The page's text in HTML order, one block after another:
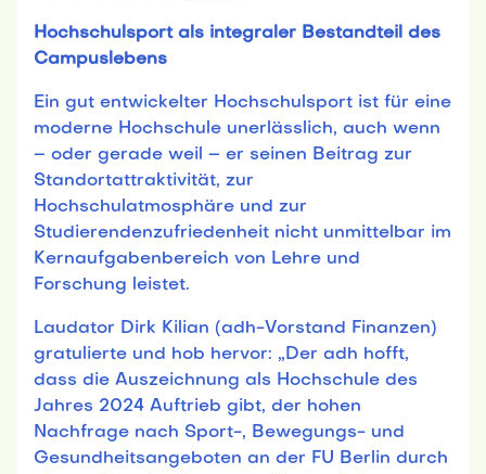
Hochschulsport als integraler Bestandteil des
Campuslebens
Ein gut entwickelter Hochschulsport ist für eine
moderne Hochschule unerlässlich, auch wenn
– oder gerade weil – er seinen Beitrag zur
Standortattraktivität, zur
Hochschulatmosphäre und zur
Studierendenzufriedenheit nicht unmittelbar im
Kernaufgabenbereich von Lehre und
Forschung leistet.
Laudator Dirk Kilian (adh-Vorstand Finanzen)
gratulierte und hob hervor: „Der adh hofft,
dass die Auszeichnung als Hochschule des
Jahres 2024 Auftrieb gibt, der hohen
Nachfrage nach Sport-, Bewegungs- und
Gesundheitsangeboten an der FU Berlin durch